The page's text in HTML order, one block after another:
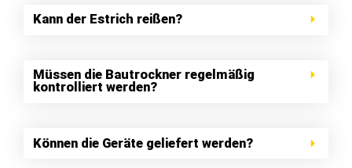
Kann der Estrich reißen?
Müssen die Bautrockner regelmäßig
kontrolliert werden?
Können die Geräte geliefert werden?